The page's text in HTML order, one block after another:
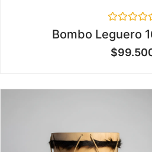
en
0
de
Bombo Leguero
$